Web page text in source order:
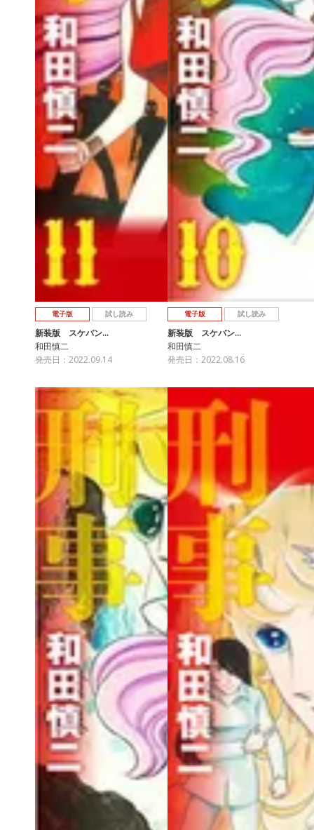
電子版 試し読み
新装版 スケバン…
和田慎二
発売日：2022.09.14
電子版 試し読み
新装版 スケバン…
和田慎二
発売日：2022.08.16